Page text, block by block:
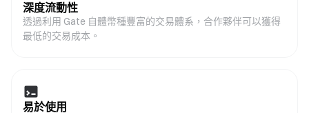
深度流動性
透過利用 Gate 自體幣種豐富的交易體系，合作夥伴可以獲得
最低的交易成本。
易於使用